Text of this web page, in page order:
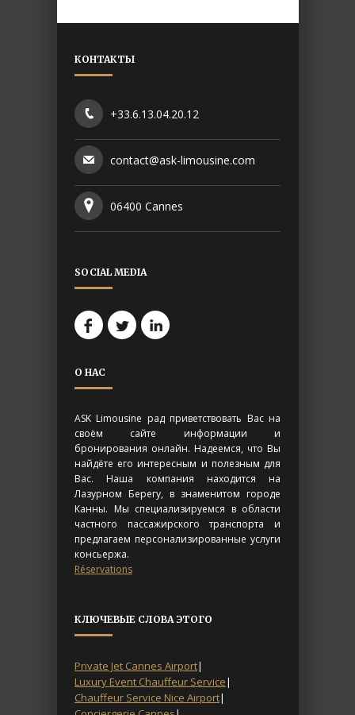
КОНТАКТЫ
+33.6.13.04.20.12
contact@ask-limousine.com
06400 Cannes
SOCIAL MEDIA
О НАС
ASK Limousine рад приветствовать Вас на
своём сайте информации и
бронирования онлайн. Надеемся, что Вы
найдёте его интересным и полезным для
Вас. Наша компания находится на
Лазурном Берегу, в знаменитом городе
Канны. Мы специализируемся в области
частного пассажирского транспорта и
предлагаем персонализированные услуги
консьержа.
Réservations
КЛЮЧЕВЫЕ СЛОВА ЭТОГО
Private Jet Cannes Airport|
Luxury Event Chauffeur Service|
Chauffeur Service Nice Airport|